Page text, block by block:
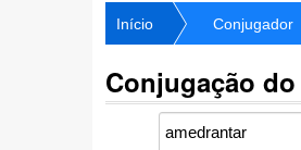
Início Conjugador
Conjugação